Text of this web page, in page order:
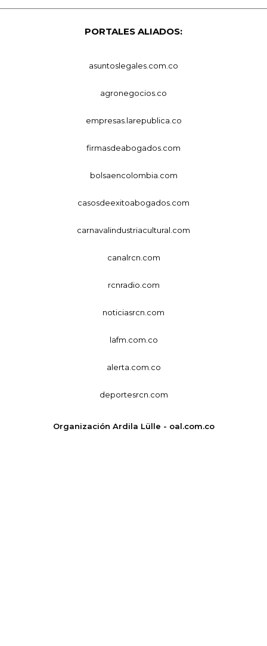
PORTALES ALIADOS:
asuntoslegales.com.co
agronegocios.co
empresas.larepublica.co
firmasdeabogados.com
bolsaencolombia.com
casosdeexitoabogados.com
carnavalindustriacultural.com
canalrcn.com
rcnradio.com
noticiasrcn.com
lafm.com.co
alerta.com.co
deportesrcn.com
Organización Ardila Lülle - oal.com.co